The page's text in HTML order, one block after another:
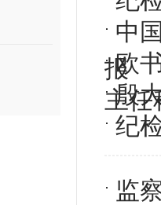
中
报欧
主任
殷
纪
监